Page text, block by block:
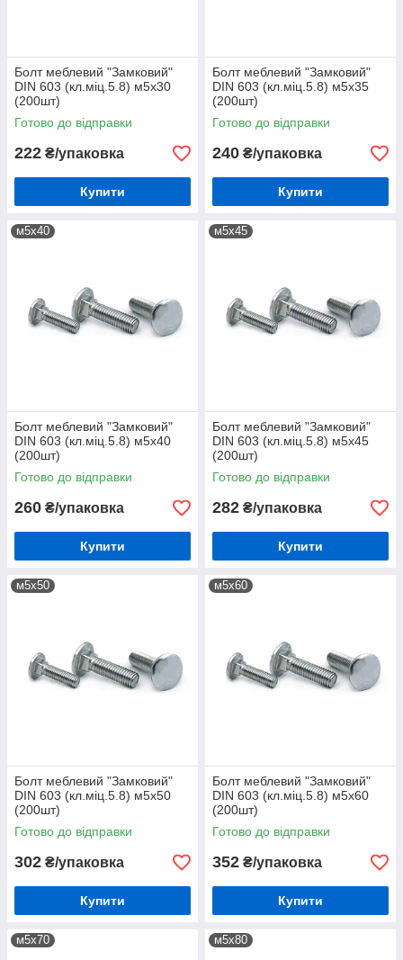
Болт меблевий "Замковий"
DIN 603 (кл.міц.5.8) м5х30
(200шт)
Готово до відправки
222 ₴/упаковка
Купити
Болт меблевий "Замковий"
DIN 603 (кл.міц.5.8) м5х35
(200шт)
Готово до відправки
240 ₴/упаковка
Купити
м5х40
Болт меблевий "Замковий"
DIN 603 (кл.міц.5.8) м5х40
(200шт)
Готово до відправки
260 ₴/упаковка
Купити
м5х45
Болт меблевий "Замковий"
DIN 603 (кл.міц.5.8) м5х45
(200шт)
Готово до відправки
282 ₴/упаковка
Купити
м5х50
Болт меблевий "Замковий"
DIN 603 (кл.міц.5.8) м5х50
(200шт)
Готово до відправки
302 ₴/упаковка
Купити
м5х60
Болт меблевий "Замковий"
DIN 603 (кл.міц.5.8) м5х60
(200шт)
Готово до відправки
352 ₴/упаковка
Купити
м5х70 м5х80